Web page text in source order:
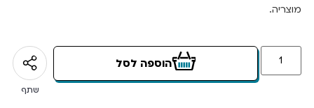
מוצריה.
הוספה לסל
שתף